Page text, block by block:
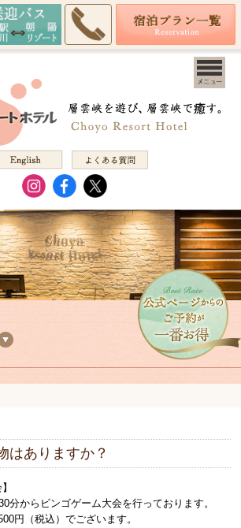
はありますか？
分からビンゴゲーム大会を行っております。
円（税込）でございます。